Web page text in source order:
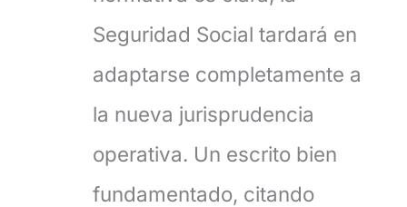
Seguridad Social tardará en
adaptarse completamente a
la nueva jurisprudencia
operativa. Un escrito bien
fundamentado, citando